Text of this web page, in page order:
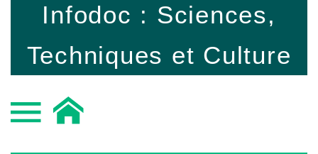
Infodoc : Sciences,
Techniques et Culture